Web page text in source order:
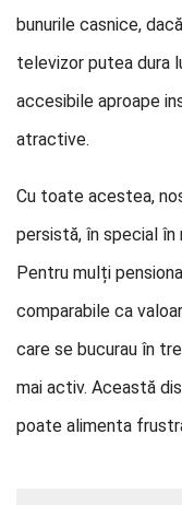
bunurile casnice,
televizor putea dura
accesibile aproape
atractive.
Cu toate acestea,
persistă, în special în
Pentru mulți
comparabile ca
care se bucurau în
mai activ. Această
poate alimenta